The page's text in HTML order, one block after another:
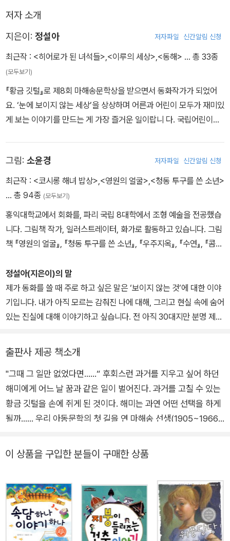
저자 소개
지은이: 정설아 저자파일 신간알림 신청
최근작 : <히어로가 된 녀석들> <이루의 세상> <동해> … 총 33종
(모두보기)
『황금 깃털』로 제8회 마해송문학상을 받으면서 동화작가가 되었어
요. ‘눈에 보이지 않는 세상’을 상상하며 어른과 어린이 모두가 재미있
게 보는 이야기를 만드는 게 가장 즐거운 일이랍니 다. 국립어린이청
토리대상 대상작인 『이루의 세상』, 이외에 『거울폭포와 탐별』, 《우리
집에 귀신이 산다》 시리즈까지 많은 이야기책이 여러분을 기다리고
있답니다.
그림: 소윤경 저자파일 신간알림 신청
최근작 : <코시롱 해녀 밥상> <영원의 얼굴> <청동 투구를 쓴 소년>
… 총 94종 (모두보기)
홍익대학교에서 회화를, 파리 국립 8대학에서 조형 예술을 전공했습
니다. 그림책 작가, 일러스트레이터, 화가로 활동하고 있습니다. 그림
책 『영원의 얼굴』, 『청동 투구를 쓴 소년』, 『우주지옥』, 『수연』, 『콤
작했으며, 「귀신 감독 탁풍운」 시리즈, 「다락방 명탐정」 시리즈, 『우주
로 가는 계단』, 『거짓말 학교』, 『구스범스 1』 등 여러 동화에 그림을
그렸습니다. 그림책 속에 예술을 담아 어린이, 청소년은 물론 다양한
세대가 즐길 수 있는 문화로 만들어 가고 싶습니다.
정설아(지은이)의 말
제가 동화를 쓸 때 주로 하고 싶은 말은 ‘보이지 않는 것’에 대한 이야
기입니다. 내가 아직 모르는 감춰진 나에 대해, 그리고 현실 속에 숨어
있는 진실에 대해 이야기하고 싶습니다. 전 아직 30대지만 분명 제가
생각합니다. 저는 바로 그 어둠들을 어떻게 이겨냈는지, ‘온전한 나’를
찾기 위해서는 무엇을 느끼며 살아야 할지 어린이들에게 재미있는 이
야기로 들려주고 싶습니다.
출판사 제공 책소개
"그때 그 일만 없었다면……“ 후회스런 과거를 지우고 싶어 하던
해미에게 어느 날 꿈과 같은 일이 벌어진다. 과거를 고칠 수 있는
황금 깃털을 손에 쥐게 된 것이다. 해미는 과연 어떤 선택을 하게
될까…… 우리 아동문학의 첫 길을 연 마해송 선생(1905~1966)
학과지성사가 2004년 제정한 ‘마해송문학상’의 제8회 수상작이
들의 욕망을 정교하고 세밀하게 다룬 작품으로, ‘시간의 섬’이라
는 상상 속의 공간을 매끄럽게 오가면서 ‘오늘이 확정되는 것에
대한 두려움’을 입체적으로 묘사하고 있다. 현재를 살아가는 아이
들의 모습을 밀도 있게 조명한 주제 의식은 날카롭고 깊으면서도
작가가 창조한 이미지들은 유려하고 풍부하다. ■ 좋든 나쁘든 지
이 상품을 구입한 분들이 구매한 상품